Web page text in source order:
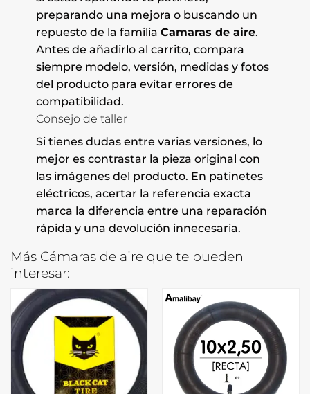
preparando una mejora o buscando un
repuesto de la familia Camaras de aire.
Antes de añadirlo al carrito, compara
siempre modelo, versión, medidas y fotos
del producto para evitar errores de
compatibilidad.
Consejo de taller
Si tienes dudas entre varias versiones, lo
mejor es contrastar la pieza original con
las imágenes del producto. En patinetes
eléctricos, acertar la referencia exacta
marca la diferencia entre una reparación
rápida y una devolución innecesaria.
Más Cámaras de aire que te pueden
interesar: